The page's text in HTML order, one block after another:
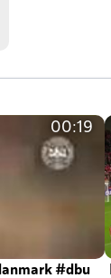
00:19
#dbu